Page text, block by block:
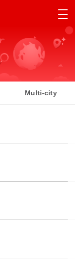
Multi-city